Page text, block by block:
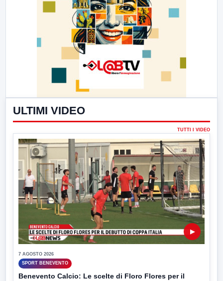
ULTIMI VIDEO
TUTTI I VIDEO
▶
7 AGOSTO 2026
SPORT BENEVENTO
Benevento Calcio: Le scelte di Floro Flores per il